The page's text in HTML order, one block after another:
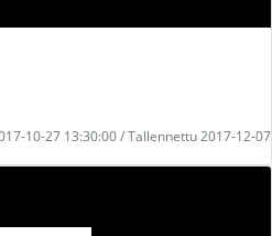
10-27 13:30:00 / Tallennettu 2017-12-07